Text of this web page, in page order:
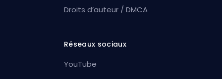
Droits d’auteur / DMCA
Réseaux sociaux
YouTube